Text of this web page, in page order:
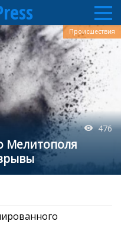
476
Мелитополя
Происшествия